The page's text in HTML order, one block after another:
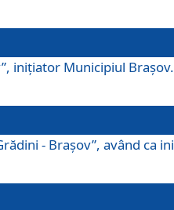
iniţiator Municipiul Braşov.
- Braşov”, având ca